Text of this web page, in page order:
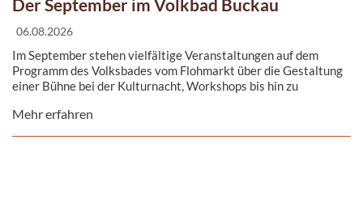
Der September im Volkbad Buckau
06.08.2026
Im September stehen vielfältige Veranstaltungen auf dem
Programm des Volksbades vom Flohmarkt über die Gestaltung
einer Bühne bei der Kulturnacht, Workshops bis hin zu
Mehr erfahren